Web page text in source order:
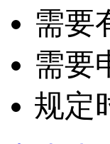
需要
需要
规定